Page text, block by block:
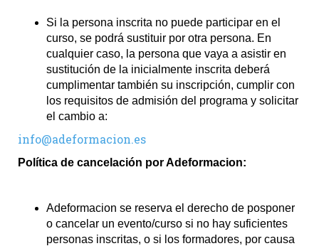
Si la persona inscrita no puede participar en el
curso, se podrá sustituir por otra persona. En
cualquier caso, la persona que vaya a asistir en
sustitución de la inicialmente inscrita deberá
cumplimentar también su inscripción, cumplir con
los requisitos de admisión del programa y solicitar
el cambio a:
info@adeformacion.es
Política de cancelación por Adeformacion:
Adeformacion se reserva el derecho de posponer
o cancelar un evento/curso si no hay suficientes
personas inscritas, o si los formadores, por causa